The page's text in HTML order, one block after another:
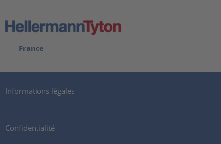
France
Informations légales
Confidentialité